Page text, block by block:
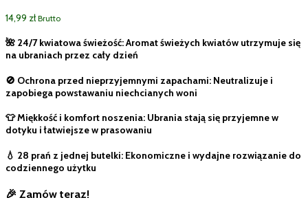
14,99 zł Brutto
🌺 24/7 kwiatowa świeżość: Aromat świeżych kwiatów utrzymuje się
na ubraniach przez cały dzień
🚫 Ochrona przed nieprzyjemnymi zapachami: Neutralizuje i
zapobiega powstawaniu niechcianych woni
👕 Miękkość i komfort noszenia: Ubrania stają się przyjemne w
dotyku i łatwiejsze w prasowaniu
💧 28 prań z jednej butelki: Ekonomiczne i wydajne rozwiązanie do
codziennego użytku
🎉 Zamów teraz!